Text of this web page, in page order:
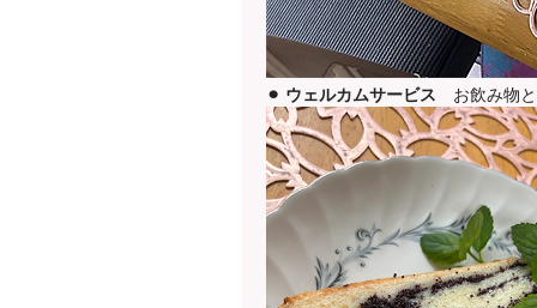
⚫︎ ウェルカムサービス お飲み物